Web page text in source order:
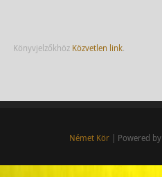
Könyvjelzőkhöz Közvetlen link.
Német Kör| Powered by